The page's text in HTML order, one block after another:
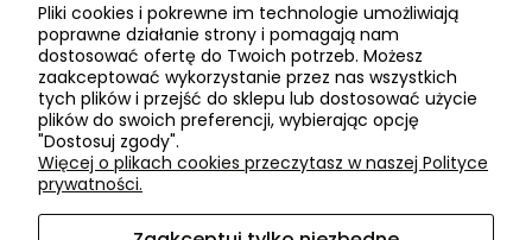
O firmie
Informacje o firmie
Kontakt
dacter.pl
Pliki cookies i pokrewne im technologie umożliwiają
poprawne działanie strony i pomagają nam
dostosować ofertę do Twoich potrzeb. Możesz
zaakceptować wykorzystanie przez nas wszystkich
tych plików i przejść do sklepu lub dostosować użycie
plików do swoich preferencji, wybierając opcję
"Dostosuj zgody".
Więcej o plikach cookies przeczytasz w naszej Polityce
prywatności.